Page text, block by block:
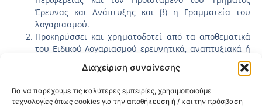
Διαχείριση συναίνεσης
Για να παρέχουμε τις καλύτερες εμπειρίες, χρησιμοποιούμε
τεχνολογίες όπως cookies για την αποθήκευση ή / και την πρόσβαση
Έρευνας και Ανάπτυξης και β) η Γραμματεία του
λογαριασμού.
Προκηρύσσει και χρηματοδοτεί από τα αποθεματικά
του Ειδικού Λογαριασμού ερευνητικά, αναπτυξιακά ή
εκπαιδευτικά προγράμματα, που είναι απαραίτητα για
τη βελτίωση της ποιότητας και αποτελεσματικότητας
των παρεχόμενων υπηρεσιών υγείας στον πληθυσμό.
Μεριμνά για την εκμετάλλευση των αποτελεσμάτων